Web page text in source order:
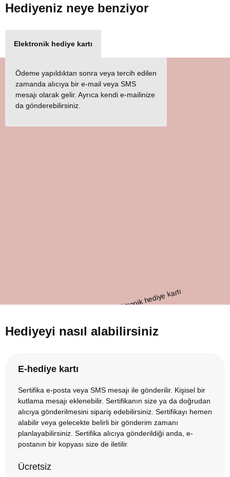
Hediyeniz neye benziyor
Elektronik hediye kartı
Ödeme yapıldıktan sonra veya tercih edilen
zamanda alıcıya bir e-mail veya SMS
mesajı olarak gelir. Ayrıca kendi e-mailinize
da gönderebilirsiniz.
Hediyeyi nasıl alabilirsiniz
E-hediye kartı
Sertifika e-posta veya SMS mesajı ile gönderilir. Kişisel bir
kutlama mesajı eklenebilir. Sertifikanın size ya da doğrudan
alıcıya gönderilmesini sipariş edebilirsiniz. Sertifikayı hemen
alabilir veya gelecekte belirli bir gönderim zamanı
planlayabilirsiniz. Sertifika alıcıya gönderildiği anda, e-
postanın bir kopyası size de iletilir.
Ücretsiz